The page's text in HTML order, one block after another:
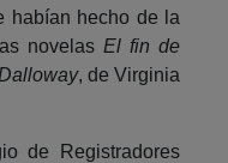
habían hecho de la
novelasEl fin de
, de Virginia
de Registradores